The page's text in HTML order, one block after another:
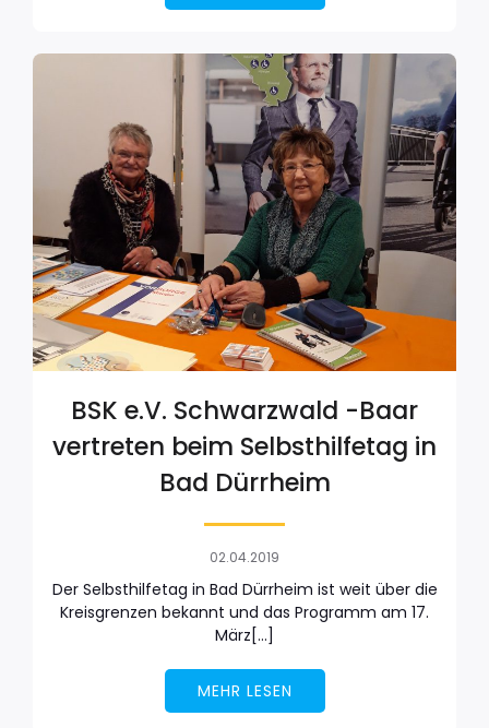
BSK e.V. Schwarzwald -Baar
vertreten beim Selbsthilfetag in
Bad Dürrheim
02.04.2019
Der Selbsthilfetag in Bad Dürrheim ist weit über die
Kreisgrenzen bekannt und das Programm am 17.
März[…]
MEHR LESEN